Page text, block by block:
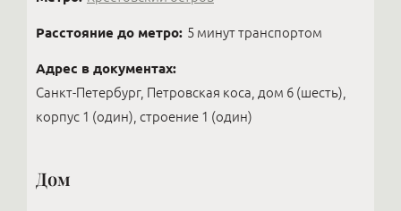
Расстояние до метро: 5 минут транспортом
Адрес в документах:
Санкт-Петербург, Петровская коса, дом 6 (шесть),
корпус 1 (один), строение 1 (один)
Дом